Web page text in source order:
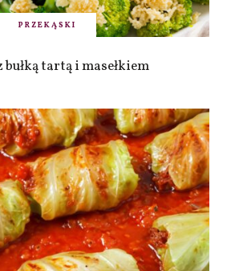
PRZEKĄSKI
bułką tartą i masełkiem